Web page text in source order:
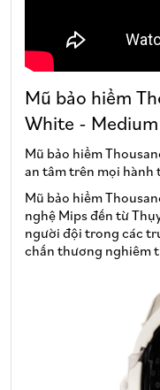
Mũ bảo hiểm
White - Medium
Mũ bảo hiểm
an tâm trên mọi hành
Mũ bảo hiểm
nghệ Mips đến từ
người đội trong các
chấn thương nghiêm